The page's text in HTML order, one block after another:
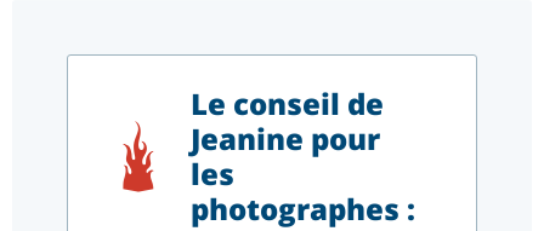
Le conseil de
Jeanine pour
les
photographes :